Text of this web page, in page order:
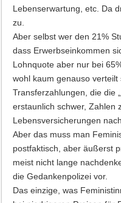
Lebenserwartung, etc. Da
zu.
Aber selbst wer den 21%
dass Erwerbseinkommen
Lohnquote aber nur bei
wohl kaum genauso
Transferzahlungen, die die
erstaunlich schwer, Zahlen
Lebensversicherungen
Aber das muss man
postfaktisch, aber äußerst
meist nicht lange
die Gedankenpolizei vor.
Das einzige, was